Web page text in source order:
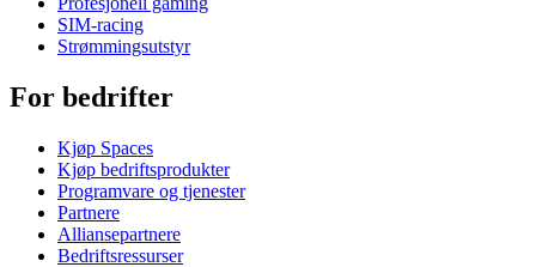
SIM-racing
Strømmingsutstyr
For bedrifter
Kjøp Spaces
Kjøp bedriftsprodukter
Programvare og tjenester
Partnere
Alliansepartnere
Bedriftsressurser